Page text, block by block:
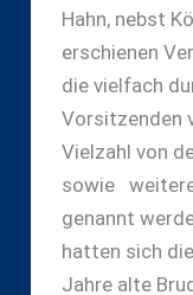
Hahn, nebst
erschienen
die vielfach
Vorsitzenden
Vielzahl von
sowie
genannt
hatten sich
Jahre alte